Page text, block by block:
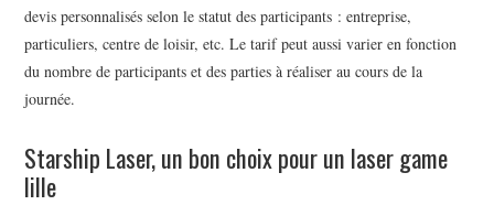
devis personnalisés selon le statut des participants : entreprise,
particuliers, centre de loisir, etc. Le tarif peut aussi varier en fonction
du nombre de participants et des parties à réaliser au cours de la
journée.
Starship Laser, un bon choix pour un laser game
lille